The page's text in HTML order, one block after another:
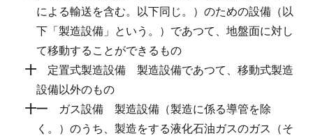
による輸送を含む。以下同じ。）のための設備（以
下「製造設備」という。）であつて、地盤面に対し
て移動することができるもの
十
定置式製造設備
製造設備であつて、移動式製造
設備以外のもの
十一
ガス設備
製造設備（製造に係る導管を除
く。）のうち、製造をする液化石油ガスのガス（そ